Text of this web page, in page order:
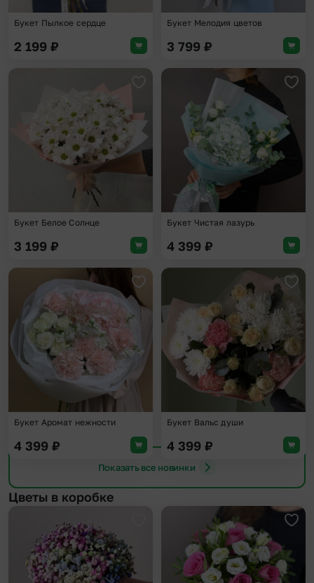
Букет Пылкое сердце
2 199 ₽
Букет Мелодия цветов
3 799 ₽
Добавить в избранное
Букет Белое Солнце
3 199 ₽
Букет Чистая лазурь
4 399 ₽
Добавить в избранное
Букет Аромат нежности
4 399 ₽
Букет Вальс души
4 399 ₽
Показать все новинки
Цветы в коробке
Добавить в избранное